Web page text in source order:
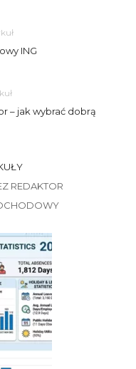
ING
– jak wybrać dobrą
REDAKTOR